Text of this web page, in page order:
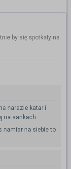
by się spotkały na
narazie katar i
na sankach
namiar na siebie to